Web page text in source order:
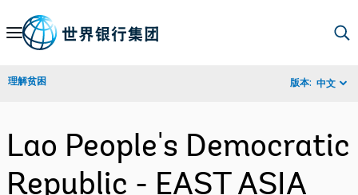
Skip
Navigation
理解贫困 版本: 中文
Lao People's Democratic
Republic - EAST ASIA